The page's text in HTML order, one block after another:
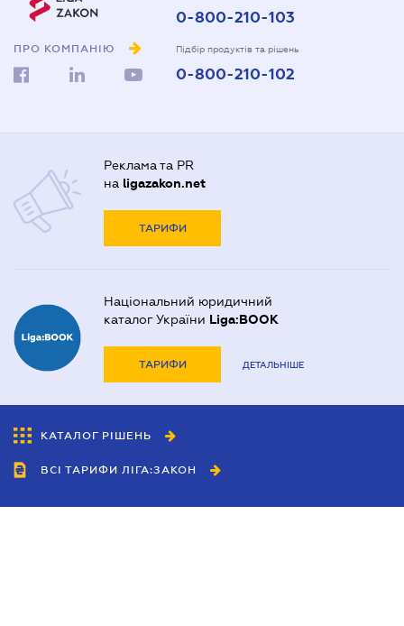
ПРО КОМПАНІЮ
0-800-210-103
Підбір продуктів та рішень
0-800-210-102
Реклама та PR
на ligazakon.net
ТАРИФИ
Національний юридичний
каталог України Liga:BOOK
ТАРИФИ ДЕТАЛЬНІШЕ
КАТАЛОГ РІШЕНЬ
ВСІ ТАРИФИ ЛІГА:ЗАКОН